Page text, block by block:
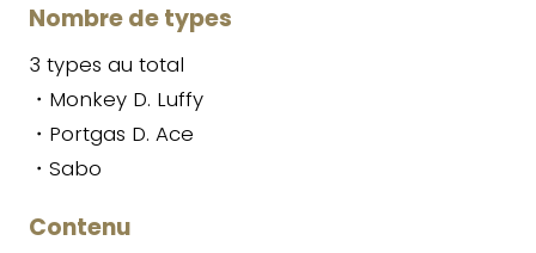
Nombre de types
3 types au total
・Monkey D. Luffy
・Portgas D. Ace
・Sabo
Contenu